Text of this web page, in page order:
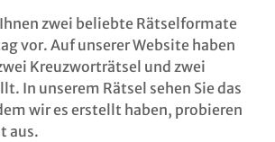
zwei beliebte Rätselformate
vor. Auf unserer Website haben
Kreuzworträtsel und zwei
In unserem Rätsel sehen Sie das
wir es erstellt haben, probieren
aus.